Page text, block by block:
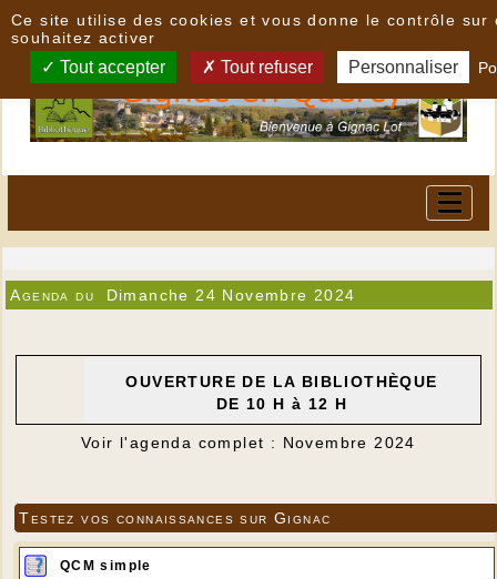
Agenda du Dimanche 24 Novembre 2024
OUVERTURE DE LA BIBLIOTHÈQUE
DE 10 H à 12 H
Voir l'agenda complet : Novembre 2024
Testez vos connaissances sur Gignac
QCM simple
Ce site utilise des cookies et vous donne le contrôle sur
souhaitez activer
Tout accepter Tout refuser Personnaliser